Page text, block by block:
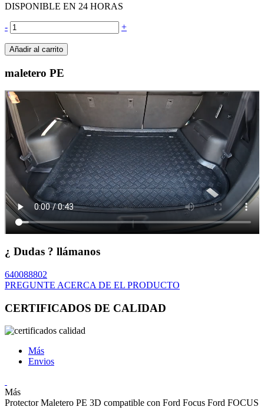
DISPONIBLE EN 24 HORAS
- +
Añadir al carrito
maletero PE
¿ Dudas ? llámanos
640088802
PREGUNTE ACERCA DE EL PRODUCTO
CERTIFICADOS DE CALIDAD
Más
Envios
Más
Protector Maletero PE 3D compatible con Ford Focus Ford FOCUS